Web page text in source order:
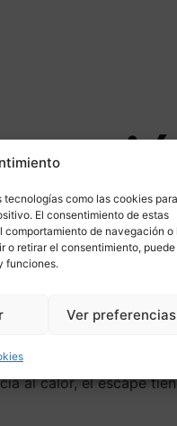
tecnologías como las cookies para
El consentimiento de estas
de navegación o
o retirar el consentimiento, puede
funciones.
Ver preferencias
nace a partir de la
de la línea
entre el
al calor, el escape